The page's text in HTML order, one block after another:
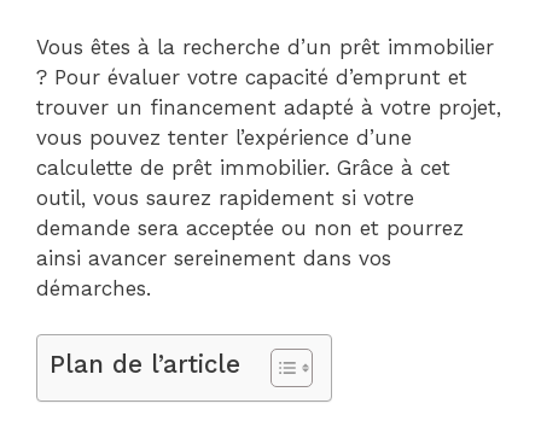
Vous êtes à la recherche d’un prêt immobilier
? Pour évaluer votre capacité d’emprunt et
trouver un financement adapté à votre projet,
vous pouvez tenter l’expérience d’une
calculette de prêt immobilier. Grâce à cet
outil, vous saurez rapidement si votre
demande sera acceptée ou non et pourrez
ainsi avancer sereinement dans vos
démarches.
Plan de l’article